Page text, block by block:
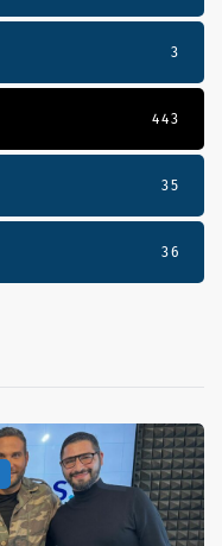
3
443
35
36